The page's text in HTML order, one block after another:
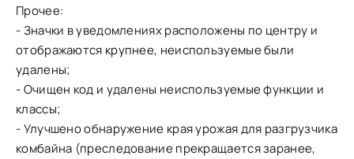
Прочее:
- Значки в уведомлениях расположены по центру и
отображаются крупнее, неиспользуемые были
удалены;
- Очищен код и удалены неиспользуемые функции и
классы;
- Улучшено обнаружение края урожая для разгрузчика
комбайна (преследование прекращается заранее,